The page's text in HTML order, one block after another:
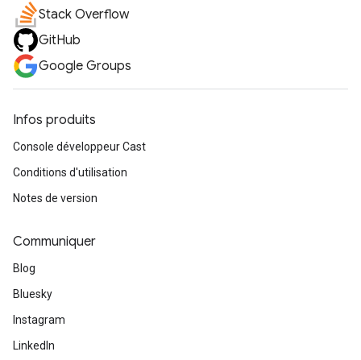
Stack Overflow
GitHub
Google Groups
Infos produits
Console développeur Cast
Conditions d'utilisation
Notes de version
Communiquer
Blog
Bluesky
Instagram
LinkedIn